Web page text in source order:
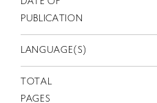
PUBLICATION
LANGUAGE(S)
TOTAL
PAGES